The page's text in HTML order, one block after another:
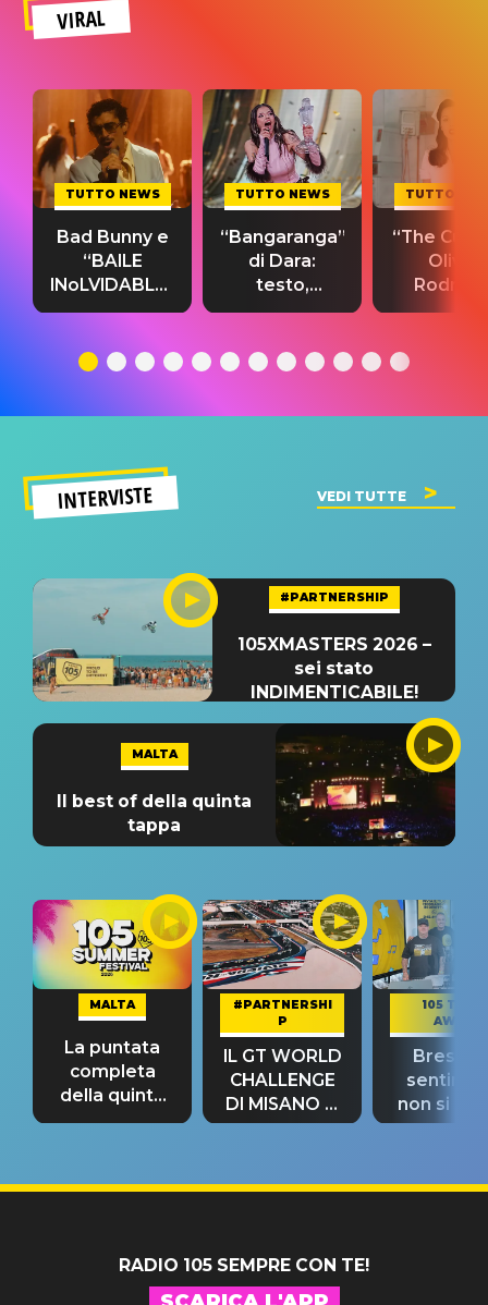
VIRAL
TUTTO NEWS
Bad Bunny e
“BAILE
INoLVIDABLE”:
testo,
significato
TUTTO NEWS
“Bangaranga”
di Dara:
testo,
traduzione e
del singolo
TUTTO
“The
Olivia
testo,
INTERVISTE VEDI TUTTE
#PARTNERSHIP
105XMASTERS 2026 –
sei stato
INDIMENTICABILE!
MALTA
Il best of della quinta
tappa
MALTA
La puntata
completa
della quinta
tappa
#PARTNERSHI
P
IL GT WORLD
CHALLENGE
DI MISANO si
riconferma
105 TAKE
AWAY
Bresh:
non si
fino alla
RADIO 105 SEMPRE CON TE!